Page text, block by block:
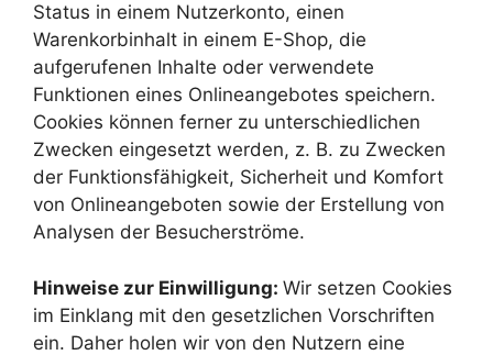
Status in einem Nutzerkonto, einen
Warenkorbinhalt in einem E-Shop, die
aufgerufenen Inhalte oder verwendete
Funktionen eines Onlineangebotes speichern.
Cookies können ferner zu unterschiedlichen
Zwecken eingesetzt werden, z. B. zu Zwecken
der Funktionsfähigkeit, Sicherheit und Komfort
von Onlineangeboten sowie der Erstellung von
Analysen der Besucherströme.
Hinweise zur Einwilligung: Wir setzen Cookies
im Einklang mit den gesetzlichen Vorschriften
ein. Daher holen wir von den Nutzern eine